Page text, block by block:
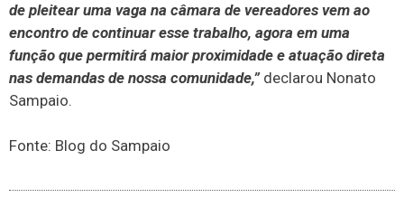
de pleitear uma vaga na câmara de vereadores vem ao
encontro de continuar esse trabalho, agora em uma
função que permitirá maior proximidade e atuação direta
nas demandas de nossa comunidade,”declarou Nonato
Sampaio.
Fonte: Blog do Sampaio